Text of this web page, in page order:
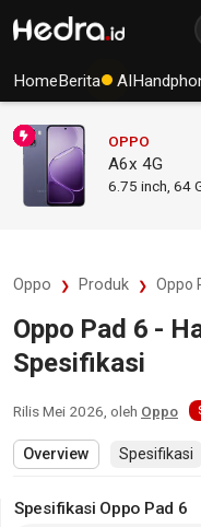
HomeBerita AI
OPPO
A6x 4G
6.75 inch, 64
Oppo Produk Oppo
Oppo Pad 6 -
Spesifikasi
RilisMei 2026 , oleh Oppo
Overview Spesifikasi
Spesifikasi Oppo Pad 6